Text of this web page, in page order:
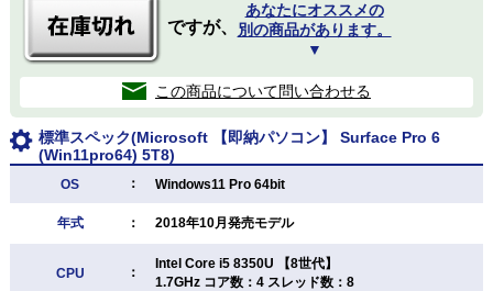
ですが、
あなたにオススメの
別の商品があります。
▼
この商品について問い合わせる
標準スペック(Microsoft 【即納パソコン】 Surface Pro 6
(Win11pro64) 5T8)
OS ： Windows11 Pro 64bit
年式 ： 2018年10月発売モデル
CPU ：
Intel Core i5 8350U 【8世代】
1.7GHz コア数：4 スレッド数：8